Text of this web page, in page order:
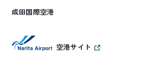
成田国際空港
空港サイト